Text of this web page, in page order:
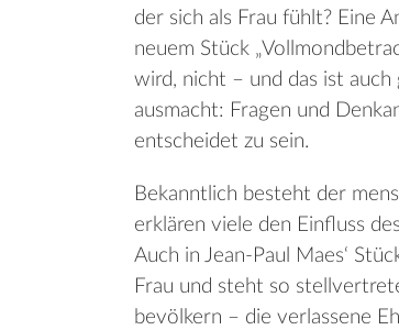
der sich als Frau fühlt? Eine
neuem Stück
wird, nicht – und das ist auch
ausmacht: Fragen und
entscheidet zu sein.
Bekanntlich besteht der
erklären viele den Einfluss
Auch in Jean-Paul Maes‘
Frau und steht so
bevölkern – die verlassene